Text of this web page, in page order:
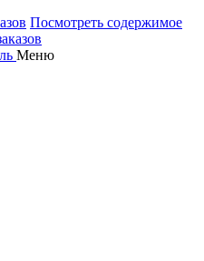
Посмотреть содержимое
Меню